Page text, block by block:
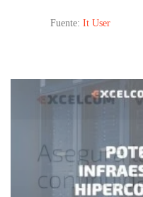
Fuente: It User